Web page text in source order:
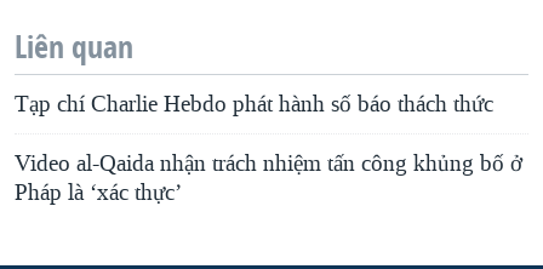
Liên quan
Tạp chí Charlie Hebdo phát hành số báo thách thức
Video al-Qaida nhận trách nhiệm tấn công khủng bố ở
Pháp là ‘xác thực’